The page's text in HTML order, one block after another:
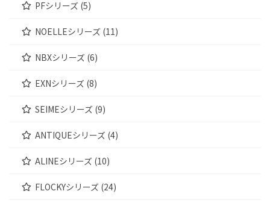
PFシリーズ (5)
NOELLEシリーズ (11)
NBXシリーズ (6)
EXNシリーズ (8)
SEIMEシリーズ (9)
ANTIQUEシリーズ (4)
ALINEシリーズ (10)
FLOCKYシリーズ (24)